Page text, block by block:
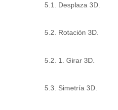
5.1. Desplaza 3D.
5.2. Rotación 3D.
5.2. 1. Girar 3D.
5.3. Simetría 3D.